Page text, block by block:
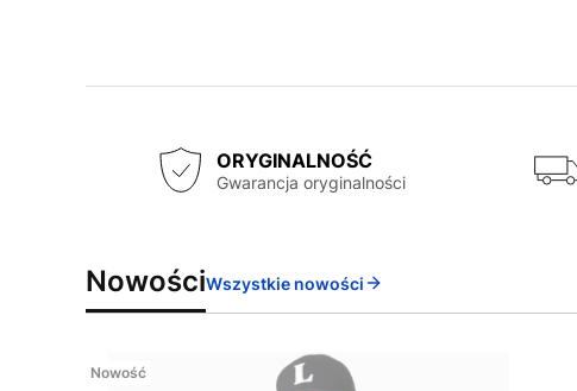
ORYGINALNOŚĆ
Gwarancja oryginalności
NowościWszystkie nowości
Nowość